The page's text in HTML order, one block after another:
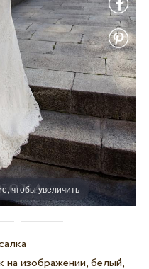
чтобы увеличить
на изображении, белый,